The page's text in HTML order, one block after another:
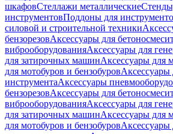
шкафовСтеллажи металлические
инструментовПоддоны для
силовой и строительной техники
бензорезовАксессуары для
виброоборудованияАксессуары для
для затирочных машинАксессуары для
для мотобуров и бензобуровАксессуары
инструментаАксессуары
бензорезовАксессуары для
виброоборудованияАксессуары для
для затирочных машинАксессуары для
для мотобуров и бензобуровАксессуары